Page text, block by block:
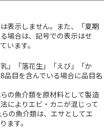
表示しません。また、「夏期
場合は、記号での表示はせ
います。
」「落花生」「えび」「か
品目を含んでいる場合に品目名
の魚介類を原材料として製造
によりエビ・カニが混じって
の魚介類は、エサとしてエ
ます。